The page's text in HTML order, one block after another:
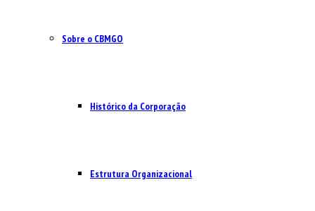
Sobre o CBMGO
Histórico da Corporação
Estrutura Organizacional